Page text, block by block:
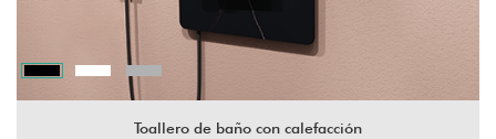
Toallero de baño con calefacción